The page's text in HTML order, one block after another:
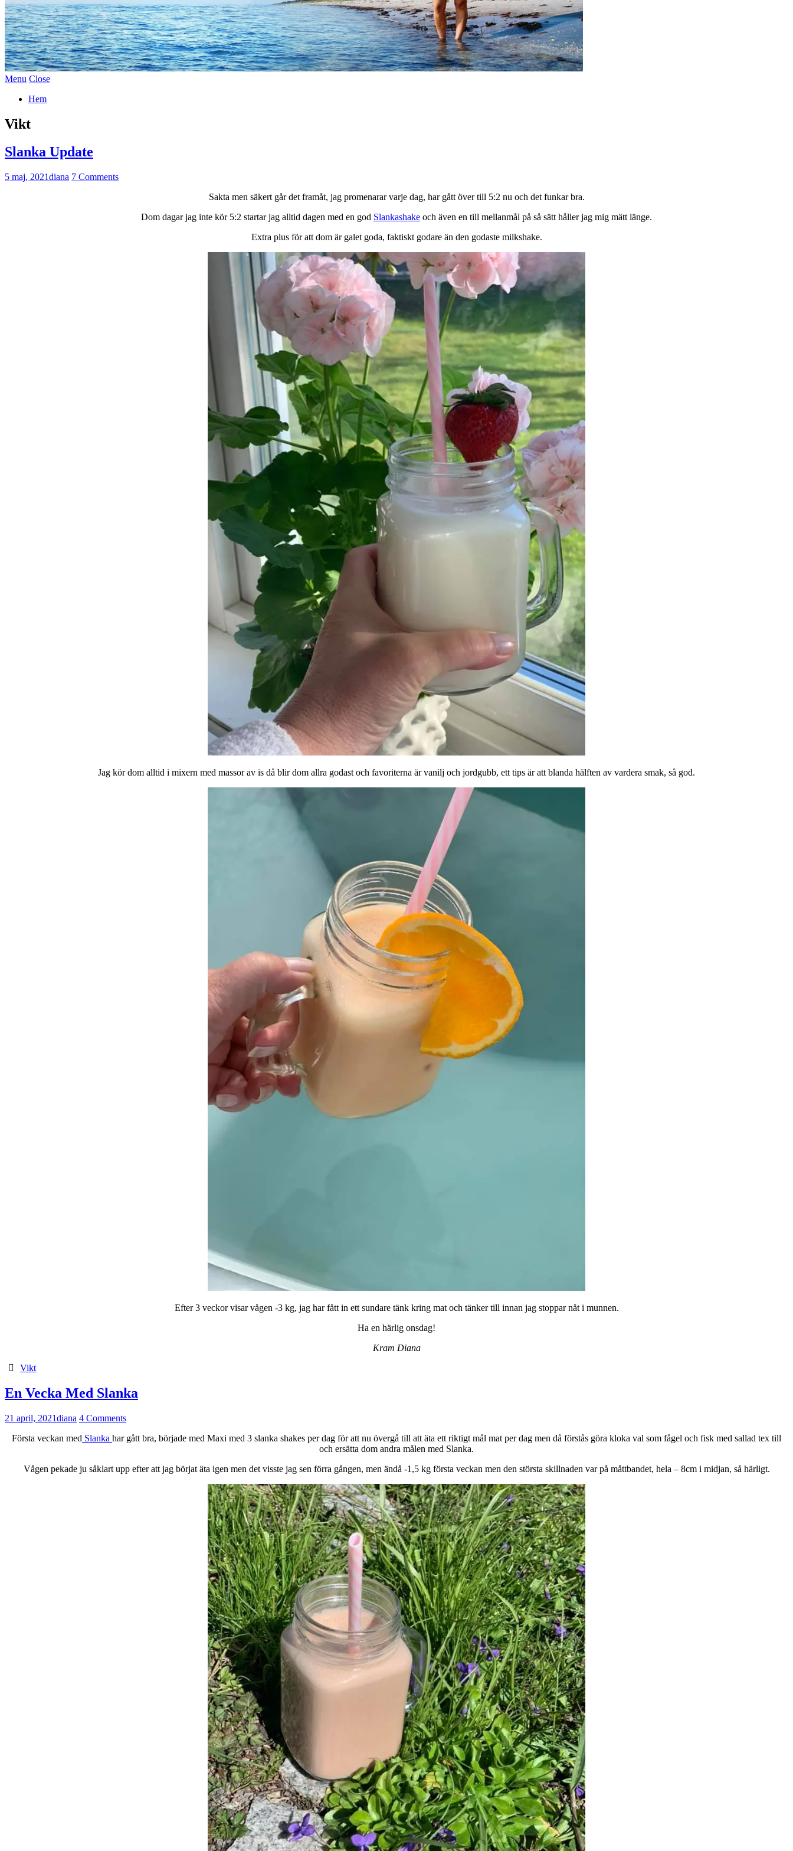
Menu Close
Hem
Vikt
Slanka Update
5 maj, 2021diana 7 Comments
Sakta men säkert går det framåt, jag promenarar varje dag, har gått över till 5:2 nu och det funkar bra.
Dom dagar jag inte kör 5:2 startar jag alltid dagen med en god Slankashake och även en till mellanmål på så sätt håller jag mig mätt länge.
Extra plus för att dom är galet goda, faktiskt godare än den godaste milkshake.
Jag kör dom alltid i mixern med massor av is då blir dom allra godast och favoriterna är vanilj och jordgubb, ett tips är att blanda hälften av vardera smak, så god.
Efter 3 veckor visar vågen -3 kg, jag har fått in ett sundare tänk kring mat och tänker till innan jag stoppar nåt i munnen.
Ha en härlig onsdag!
Kram Diana
Vikt
En Vecka Med Slanka
21 april, 2021diana 4 Comments
Första veckan med Slanka har gått bra, började med Maxi med 3 slanka shakes per dag för att nu övergå till att äta ett riktigt mål mat per dag men då förstås göra kloka val som fågel och fisk med sallad tex till
och ersätta dom andra målen med Slanka.
Vågen pekade ju såklart upp efter att jag börjat äta igen men det visste jag sen förra gången, men ändå -1,5 kg första veckan men den största skillnaden var på måttbandet, hela – 8cm i midjan, så härligt.